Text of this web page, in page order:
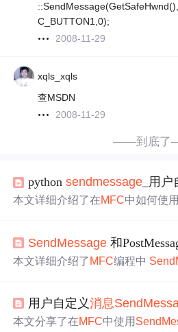
C_BUTTON1,0);
2008-11-29
xqls_xqls
查MSDN
2008-11-29
——到底
pythonsendmessage _用
本文详细介绍了在MFC中如何使用
不同情况下的应用，并强调了消息
免内存问题。
SendMessage 和
本文详细介绍了 MFC编程中
即返回，不会等待消息处理完成
原理对于避免程序中的死锁和同步
用户自定义消息
本文分享了在MFC中使用